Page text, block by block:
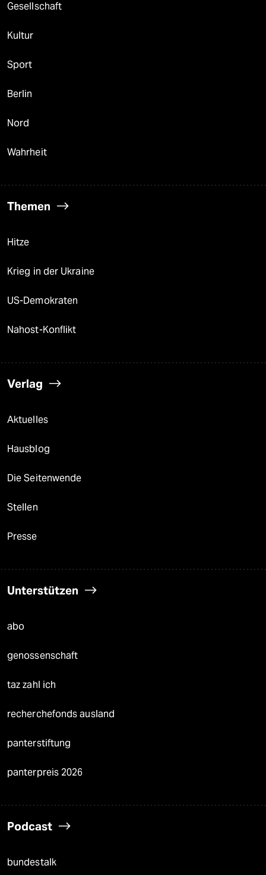
Gesellschaft
Kultur
Sport
Berlin
Nord
Wahrheit
Themen
Hitze
Krieg in der Ukraine
US-Demokraten
Nahost-Konflikt
Verlag
Aktuelles
Hausblog
Die Seitenwende
Stellen
Presse
Unterstützen
abo
genossenschaft
taz zahl ich
recherchefonds ausland
panterstiftung
panterpreis 2026
Podcast
bundestalk